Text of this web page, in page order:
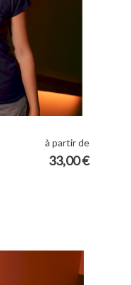
à partir de
33,00 €